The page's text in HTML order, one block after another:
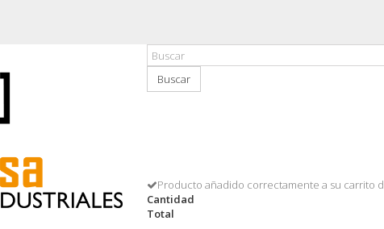
Buscar
Producto añadido correctamente a su carrito
Cantidad
Total